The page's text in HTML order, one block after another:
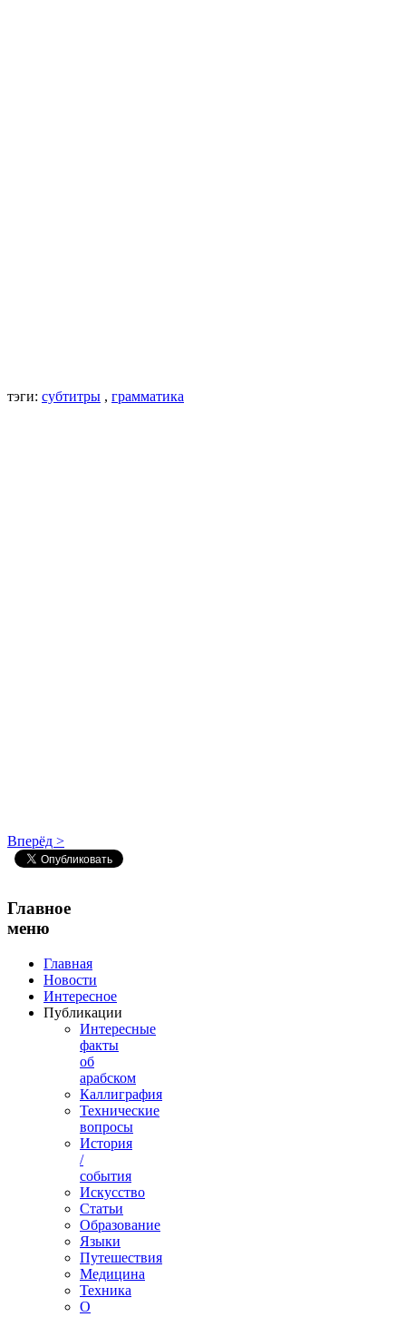
тэги: субтитры , грамматика
Вперёд >
Главное
меню
Главная
Новости
Интересное
Публикации
Интересные
факты
об
арабском
Каллиграфия
Технические
вопросы
История
/
события
Искусство
Статьи
Образование
Языки
Путешествия
Медицина
Техника
О